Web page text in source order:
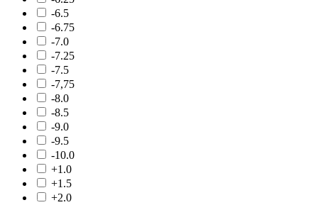
-6.5
-6.75
-7.0
-7.25
-7.5
-7,75
-8.0
-8.5
-9.0
-9.5
-10.0
+1.0
+1.5
+2.0